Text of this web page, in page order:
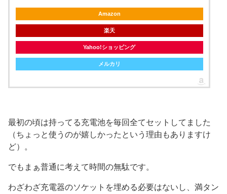
Amazon
楽天
Yahoo!ショッピング
メルカリ
最初の頃は持ってる充電池を毎回全てセットしてました
（ちょっと使うのが嬉しかったという理由もありますけ
ど）。
でもまぁ普通に考えて時間の無駄です。
わざわざ充電器のソケットを埋める必要はないし、満タン